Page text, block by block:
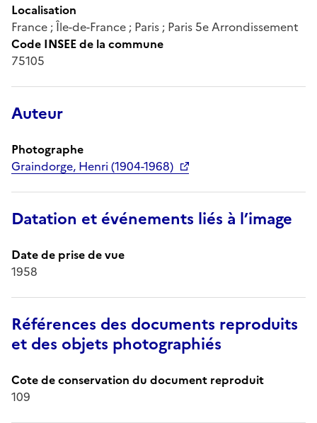
Localisation
France ; Île-de-France ; Paris ; Paris 5e Arrondissement
Code INSEE de la commune
75105
Auteur
Photographe
Graindorge, Henri (1904-1968)
Datation et événements liés à l’image
Date de prise de vue
1958
Références des documents reproduits
et des objets photographiés
Cote de conservation du document reproduit
109